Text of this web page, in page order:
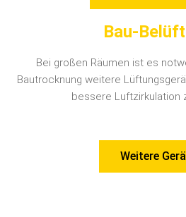
Bau-
Bei großen Räumen ist es
Bautrocknung weitere
bessere Luftzirkulation
Weitere